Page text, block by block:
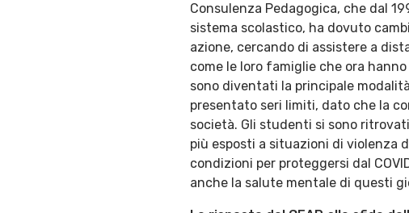
Consulenza Pedagogica, che dal
sistema scolastico, ha dovuto
azione, cercando di assistere a
come le loro famiglie che ora
sono diventati la principale
presentato seri limiti, dato che la
società. Gli studenti si sono
più esposti a situazioni di violenza
condizioni per proteggersi dal
anche la salute mentale di questi